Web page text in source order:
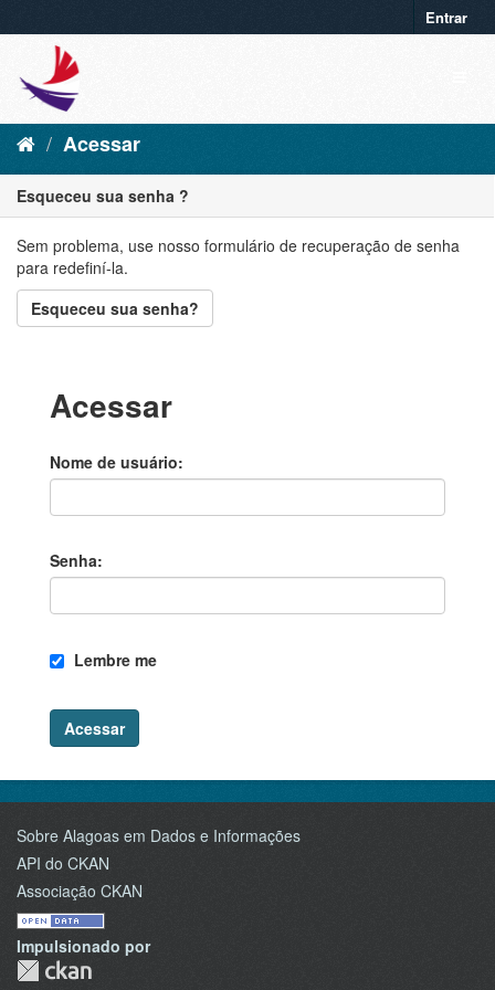
Entrar
Acessar
Esqueceu sua senha ?
Sem problema, use nosso formulário de recuperação de senha
para redefiní-la.
Esqueceu sua senha?
Acessar
Nome de usuário
Senha
Lembre me
Acessar
Sobre Alagoas em Dados e Informações
API do CKAN
Associação CKAN
Impulsionado por